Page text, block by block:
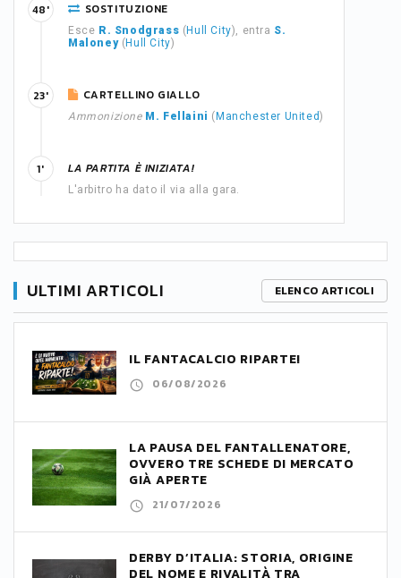
SOSTITUZIONE
Esce R. Snodgrass ( Hull City), entra S.
Maloney( Hull City)
48'
CARTELLINO GIALLO
Ammonizione M. Fellaini ( Manchester United)
23'
LA PARTITA È INIZIATA!
L'arbitro ha dato il via alla gara.
1'
ULTIMI ARTICOLI ELENCO ARTICOLI
IL FANTACALCIO RIPARTE!
06/08/2026
LA PAUSA DEL FANTALLENATORE,
OVVERO TRE SCHEDE DI MERCATO
GIÀ APERTE
21/07/2026
DERBY D’ITALIA: STORIA, ORIGINE
DEL NOME E RIVALITÀ TRA